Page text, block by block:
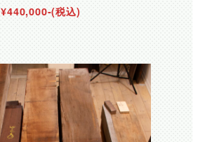
¥440,000-(税込)